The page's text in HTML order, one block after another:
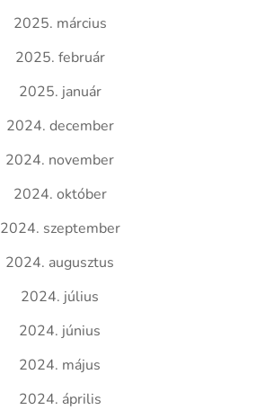
2025. március
2025. február
2025. január
2024. december
2024. november
2024. október
2024. szeptember
2024. augusztus
2024. július
2024. június
2024. május
2024. április